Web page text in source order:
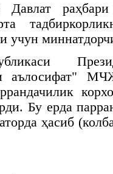
Давлат
учун
аълосифат"
Бу ерда
ҳасиб